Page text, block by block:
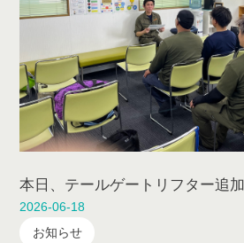
本日、テールゲートリフター追
2026-06-18
お知らせ